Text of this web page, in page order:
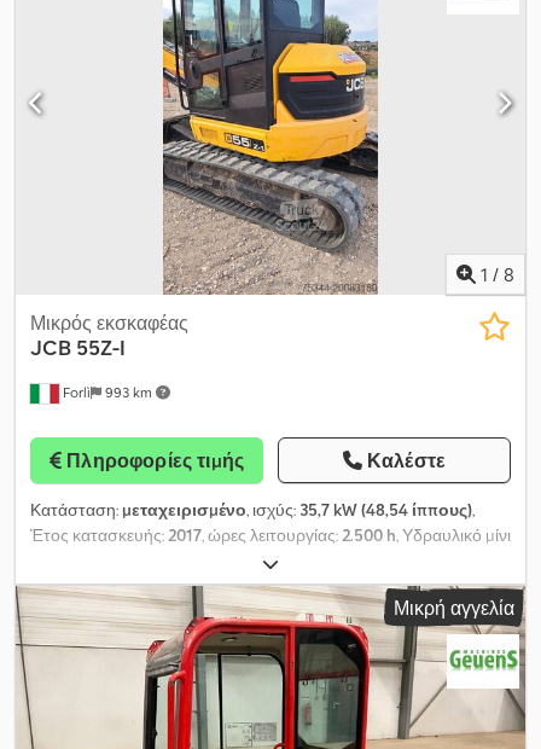
διαχειριστών πτωχεύσεων. Επικοινωνήστε μαζί μας εάν διαθέτετε
μηχανήματα και εξοπλισμό και επιθυμείτε να αναλάβει κάποιος
άλλος την πώληση ή την αξιοποίησή τους. Διαθέτουμε πολυετή
εμπειρία και ένα μεγάλο διεθνές δίκτυο πελατών. Οι πελάτες μας
δεν χρειάζεται να ανησυχούν για τίποτα κατά τη διάρκεια της
αξιοποίησης των μηχανημάτων και του εξοπλισμού τους.
1 / 8
Forlì 993 km
Μικρός εκσκαφέας
JCB 55Z-I
Πληροφορίες τιμής Καλέστε
Κατάσταση: μεταχειρισμένο, ισχύς: 35,7 kW (48,54 ίππους),
Έτος κατασκευής:2017, ώρες λειτουργίας:2.500 h, Υδραυλικό μίνι
εκσκαφέας JCB 55Z-1 Ερπύστριες από καουτσούκ, μπροστινή
λεπίδα; Υδραυλικό σύστημα; Σερβοεντολές, κλιματισμός;
Κινητήρας Perkins ισχύος 35,7 kW στις 2600 σ.α.λ.; Λειτουργικό
βάρος 5428 kg; Περίπου 2500 ώρες λειτουργίας; Έτος
κατασκευής 2017; Crjdpfx Aljxfk Tps Rjf
Μικρή αγγελία